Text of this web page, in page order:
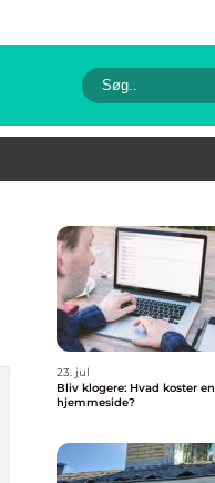
23. jul
Bliv klogere: Hvad koster en
hjemmeside?